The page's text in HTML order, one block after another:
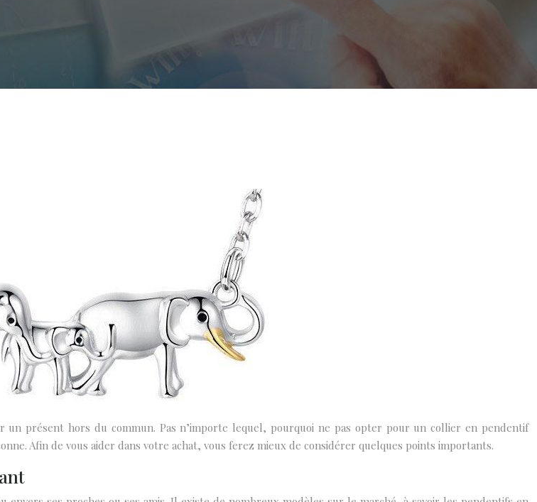
un présent hors du commun. Pas n’importe lequel, pourquoi ne pas opter pour un collier en pendentif
Afin de vous aider dans votre achat, vous ferez mieux de considérer quelques points importants.